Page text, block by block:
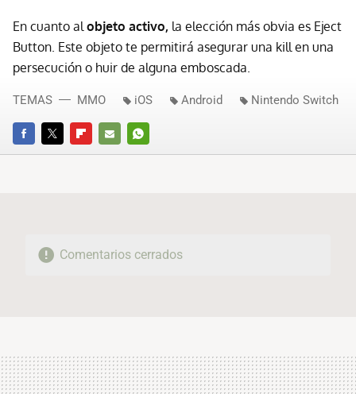
En cuanto al objeto activo, la elección más obvia es Eject
Button. Este objeto te permitirá asegurar una kill en una
persecución o huir de alguna emboscada.
FACEBOOKTWITTERFLIPBOARD
E-
WHATSAPP
TEMAS MMO iOS Android Nintendo Switch
Comentarios cerrados